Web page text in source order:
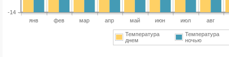
янв фев мар апр май июн июл авг
-14
Температура
днем
Температура
ночью